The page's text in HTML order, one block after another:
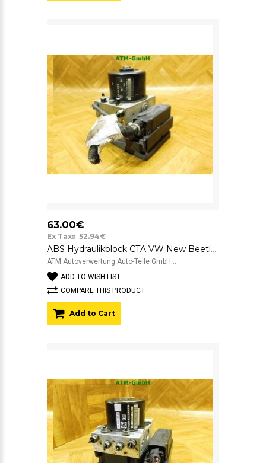
63.00€
Ex Tax:: 52.94€
ABS Hydraulikblock CTA VW New Beetle ATE 1J0614417E 10.0206-0009.4
ATM Autoverwertung Auto-Teile GmbH ..
ADD TO WISH LIST
COMPARE THIS PRODUCT
Add to Cart